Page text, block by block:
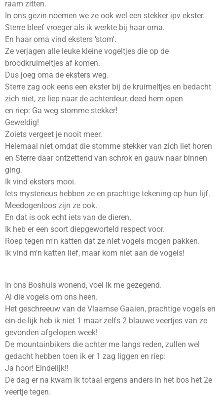
raam zitten.
In ons gezin noemen we ze ook wel een stekker ipv ekster.
Sterre bleef vroeger als ik werkte bij haar oma.
En haar oma vind eksters 'stom'.
Ze verjagen alle leuke kleine vogeltjes die op de
broodkruimeltjes af komen.
Dus joeg oma de eksters weg.
Sterre zag ook eens een ekster bij de kruimeltjes en bedacht
zich niet, ze liep naar de achterdeur, deed hem open
en riep: Ga weg stomme stekker!
Geweldig!
Zoiets vergeet je nooit meer.
Helemaal niet omdat die stomme stekker van zich liet horen
en Sterre daar ontzettend van schrok en gauw naar binnen
ging.
Ik vind eksters mooi.
Iets mysterieus hebben ze en prachtige tekening op hun lijf.
Meedogenloos zijn ze ook.
En dat is ook echt iets van de dieren.
Ik heb er een soort diepgeworteld respect voor.
Roep tegen m'n katten dat ze niet vogels mogen pakken.
Ik vind m'n katten lief, maar kom niet aan de vogels!
In ons Boshuis wonend, voel ik me gezegend.
Al die vogels om ons heen.
Het geschreeuw van de Vlaamse Gaaien, prachtige vogels en
ein-de-lijk heb ik niet 1 maar zelfs 2 blauwe veertjes van ze
gevonden afgelopen week!
De mountainbikers die achter me langs reden, zullen wel
gedacht hebben toen ik er 1 zag liggen en riep:
Ja hoor! Eindelijk!!
De dag er na kwam ik totaal ergens anders in het bos het 2e
veertje tegen.